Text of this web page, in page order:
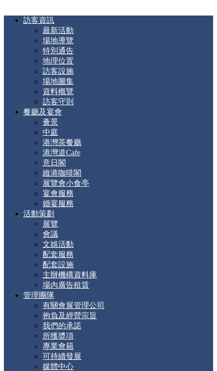
訪客資訊
最新活動
場地導覽
特別通告
地理位置
訪客設施
場地圖集
資料概覽
訪客守則
餐廳及宴會
薈景
中庭
港灣茶餐廳
港灣道Cafe
意日閣
維港咖啡閣
展覽會小食亭
宴會服務
婚宴服務
活動策劃
展覽
會議
文娛活動
配套服務
配套設施
主辦機構資料庫
場內廣告租賃
管理團隊
有關會展管理公司
抱負及經營宗旨
我們的承諾
所獲奬項
專業會籍
可持續發展
媒體中心